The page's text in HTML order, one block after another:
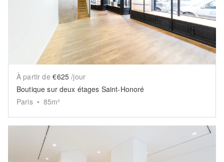
À partir de €625 /jour
Boutique sur deux étages Saint-Honoré
Paris • 85m²